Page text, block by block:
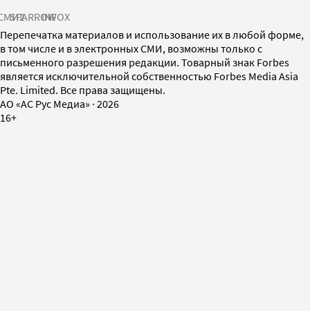
SPARROWINFOX
Перепечатка материалов и использование их в любой форме,
в том числе и в электронных СМИ, возможны только с
письменного разрешения редакции. Товарный знак Forbes
является исключительной собственностью Forbes Media Asia
Pte. Limited. Все права защищены.
AO «АС Рус Медиа» · 2026
16+